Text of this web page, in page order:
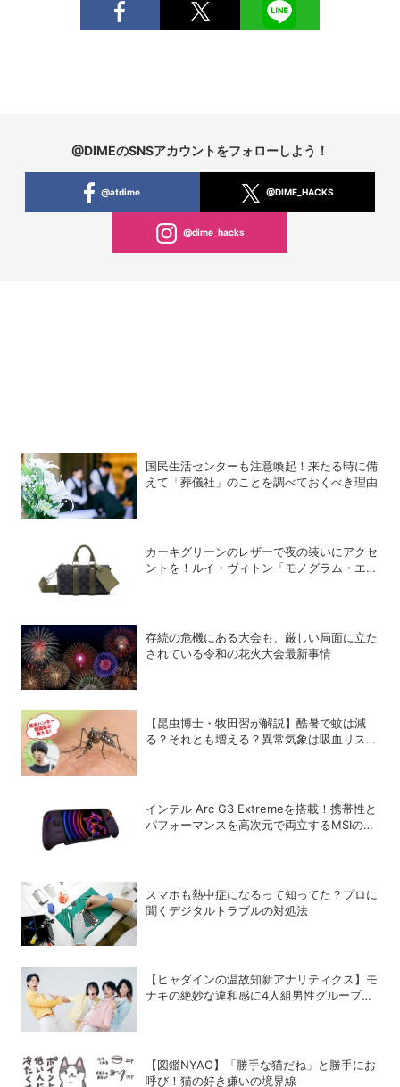
@DIMEのSNSアカウントをフォローしよう！
@atdime @DIME_HACKS
@dime_hacks
国民生活センターも注意喚起！来たる時に備
えて「葬儀社」のことを調べておくべき理由
カーキグリーンのレザーで夜の装いにアクセ
ントを！ルイ・ヴィトン「モノグラム・エク
存続の危機にある大会も、厳しい局面に立た
されている令和の花火大会最新事情
【昆虫博士・牧田習が解説】酷暑で蚊は減
る？それとも増える？異常気象は吸血リスク
インテル Arc G3 Extremeを搭載！携帯性と
パフォーマンスを高次元で両立するMSIの8
スマホも熱中症になるって知ってた？プロに
聞くデジタルトラブルの対処法
【ヒャダインの温故知新アナリティクス】モ
ナキの絶妙な違和感に4人組男性グループの
【図鑑NYAO】「勝手な猫だね」と勝手にお
呼び！猫の好き嫌いの境界線